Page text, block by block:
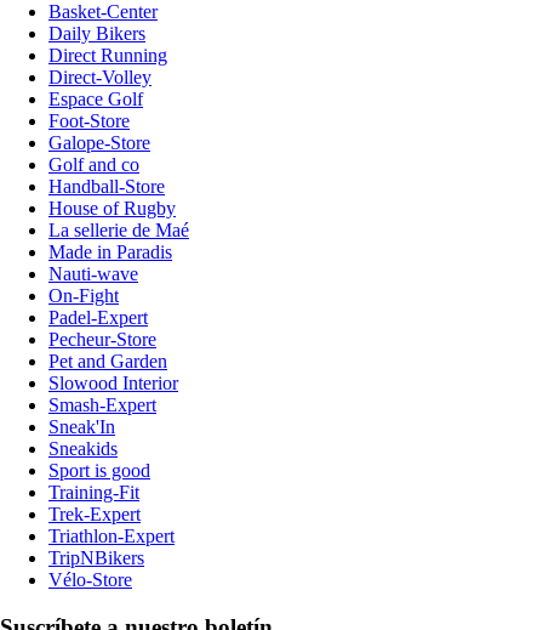
Basket-Center
Daily Bikers
Direct Running
Direct-Volley
Espace Golf
Foot-Store
Galope-Store
Golf and co
Handball-Store
House of Rugby
La sellerie de Maé
Made in Paradis
Nauti-wave
On-Fight
Padel-Expert
Pecheur-Store
Pet and Garden
Slowood Interior
Smash-Expert
Sneak'In
Sneakids
Sport is good
Training-Fit
Trek-Expert
Triathlon-Expert
TripNBikers
Vélo-Store